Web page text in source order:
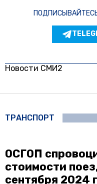
Новости СМИ2
ТРАНСПОРТ
ОСГОП
стоимости
сентября 2024